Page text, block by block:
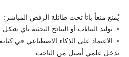
يُمنع منعاً باتاً تحت طائلة الرفض المباشر:
• توليد البيانات أو النتائج البحثية بأي
• الاعتماد على الذكاء الاصطناعي في
تدخل علمي أصيل من الباحث.